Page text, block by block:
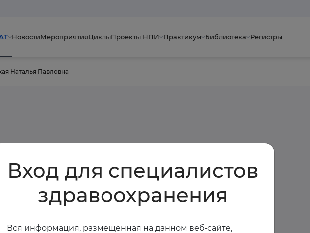
НовостиМероприятияЦиклыПроекты НПИ Практикум Библиотека Регистры
Наталья Павловна
Павловна
Вход для специалистов
здравоохранения
Вся информация, размещённая на данном веб-сайте,